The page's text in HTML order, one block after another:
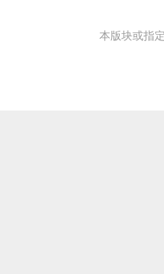
本版块或指